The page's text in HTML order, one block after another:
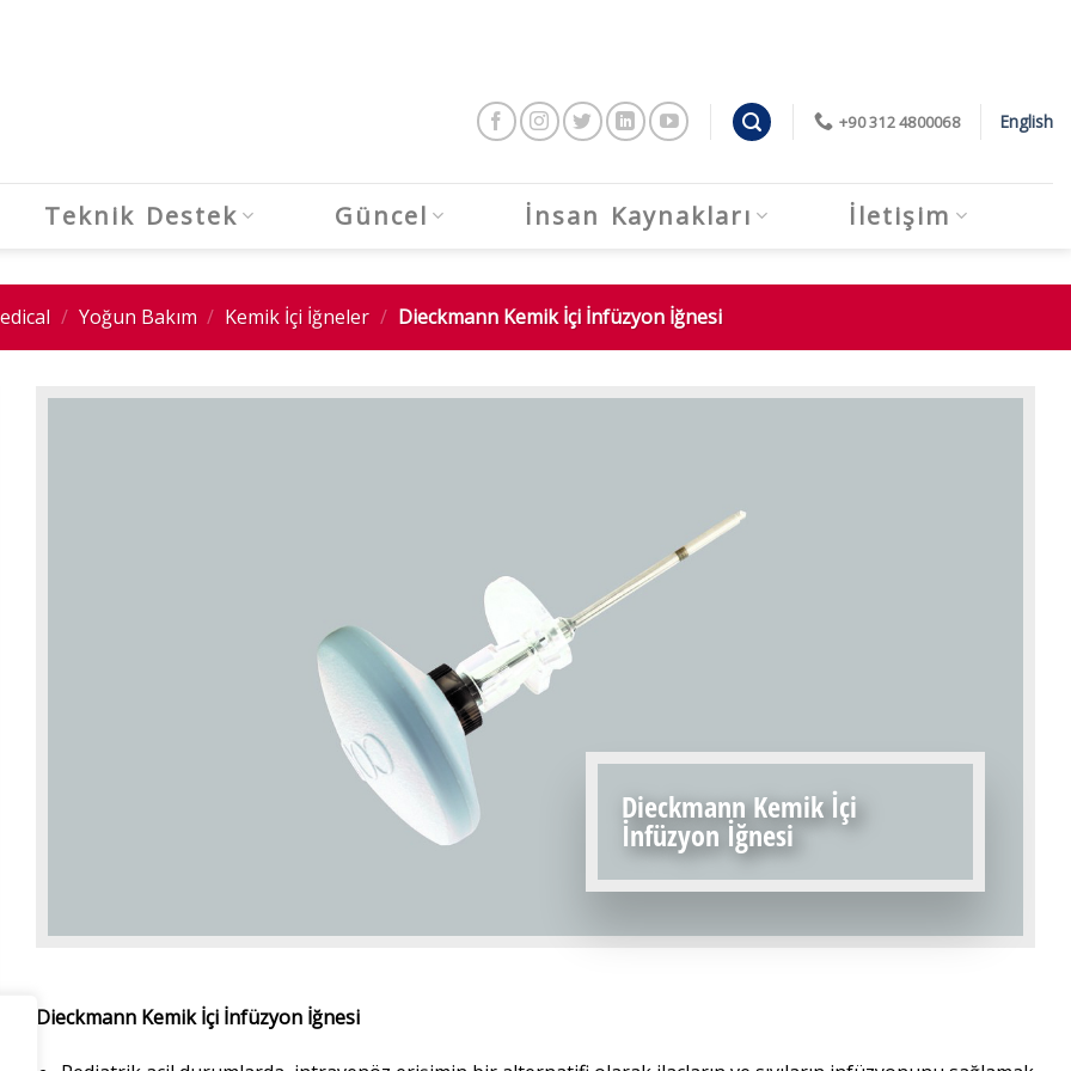
+90 312 4800068 English
Teknik Destek Güncel İnsan Kaynakları İletişim
/ Yoğun Bakım / Kemik İçi İğneler / Dieckmann Kemik İçi İnfüzyon İğnesi
Dieckmann Kemik İçi
İnfüzyon İğnesi
Dieckmann Kemik İçi İnfüzyon İğnesi